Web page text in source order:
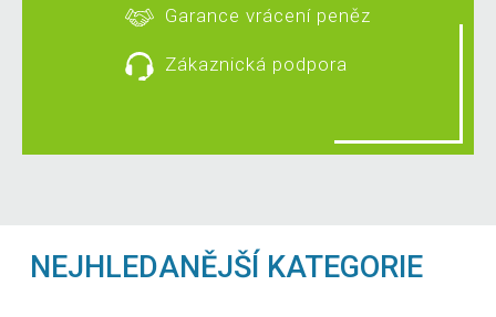
Garance vrácení peněz
Zákaznická podpora
NEJHLEDANĚJŠÍ KATEGORIE